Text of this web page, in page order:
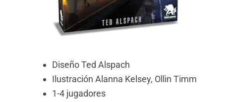
Diseño Ted Alspach
Ilustración Alanna Kelsey, Ollin Timm
1-4 jugadores